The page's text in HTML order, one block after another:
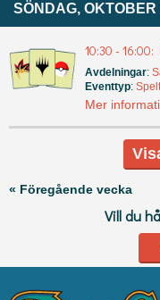
SÖNDAG, OKTOBER
10:30 - 16:00:
Avdelningar:
Eventtyp:
Mer
« Föregående vecka
Vill du